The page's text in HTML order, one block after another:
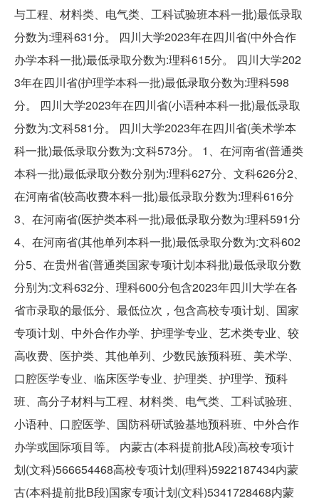
与工程、材料类、电气类、工科试验班本科一批)最低录取
分数为:理科631分。 四川大学2023年在四川省(中外合作
办学本科一批)最低录取分数为:理科615分。 四川大学202
3年在四川省(护理学本科一批)最低录取分数为:理科598
分。 四川大学2023年在四川省(小语种本科一批)最低录取
分数为:文科581分。 四川大学2023年在四川省(美术学本
科一批)最低录取分数为:文科573分。 1、在河南省(普通类
本科一批)最低录取分数分别为:理科627分、文科626分2、
在河南省(较高收费本科一批)最低录取分数为:理科616分
3、在河南省(医护类本科一批)最低录取分数为:理科591分
4、在河南省(其他单列本科一批)最低录取分数为:文科602
分5、在贵州省(普通类国家专项计划本科批)最低录取分数
分别为:文科632分、理科600分包含2023年四川大学在各
省市录取的最低分、最低位次，包含高校专项计划、国家
专项计划、中外合作办学、护理学专业、艺术类专业、较
高收费、医护类、其他单列、少数民族预科班、美术学、
口腔医学专业、临床医学专业、护理类、护理学、预科
班、高分子材料与工程、材料类、电气类、工科试验班、
小语种、口腔医学、国防科研试验基地预科班、中外合作
办学或国际项目等。 内蒙古(本科提前批A段)高校专项计
划(文科)566654468高校专项计划(理科)5922187434内蒙
古(本科提前批B段)国家专项计划(文科)5341728468内蒙